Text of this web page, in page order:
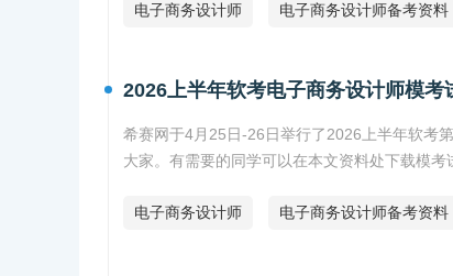
电子商务设计师 电子商务设计师备考资料
2026上半年软考电子商务设计师模考
希赛网于4月25日-26日举行了2026上半年软考
大家。有需要的同学可以在本文资料处下载模考
电子商务设计师 电子商务设计师备考资料